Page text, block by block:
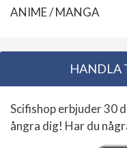
ANIME / MANGA
HANDLA
Scifishop erbjuder 30
ångra dig! Har du